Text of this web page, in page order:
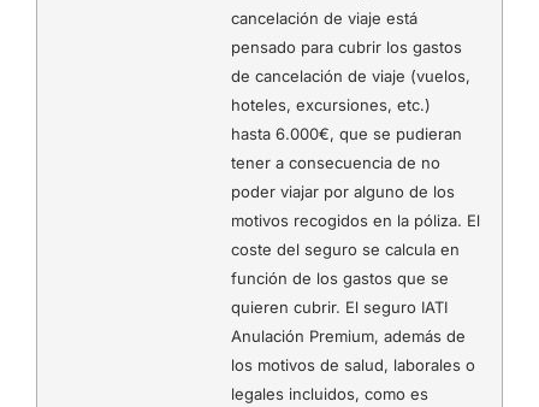
cancelación de viaje está
pensado para cubrir los gastos
de cancelación de viaje (vuelos,
hoteles, excursiones, etc.)
hasta 6.000€, que se pudieran
tener a consecuencia de no
poder viajar por alguno de los
motivos recogidos en la póliza. El
coste del seguro se calcula en
función de los gastos que se
quieren cubrir. El seguro IATI
Anulación Premium, además de
los motivos de salud, laborales o
legales incluidos, como es